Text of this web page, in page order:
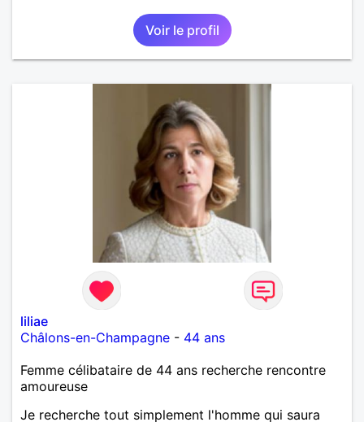
Voir le profil
liliae
Châlons-en-Champagne - 44 ans
Femme célibataire de 44 ans recherche rencontre
amoureuse
Je recherche tout simplement l'homme qui saura